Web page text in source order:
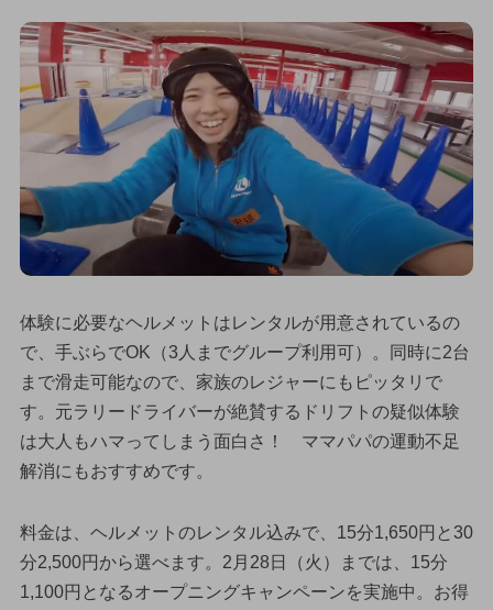
体験に必要なヘルメットはレンタルが用意されているの
で、手ぶらでOK（3人までグループ利用可）。同時に2台
まで滑走可能なので、家族のレジャーにもピッタリで
す。元ラリードライバーが絶賛するドリフトの疑似体験
は大人もハマってしまう面白さ！ ママパパの運動不足
解消にもおすすめです。
料金は、ヘルメットのレンタル込みで、15分1,650円と30
分2,500円から選べます。2月28日（火）までは、15分
1,100円となるオープニングキャンペーンを実施中。お得